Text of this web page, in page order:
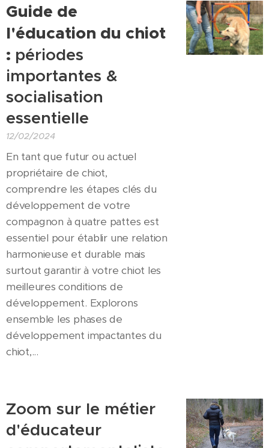
Guide de
l'éducation du chiot
: périodes
importantes &
socialisation
essentielle
12/02/2024
En tant que futur ou actuel
propriétaire de chiot,
comprendre les étapes clés du
développement de votre
compagnon à quatre pattes est
essentiel pour établir une relation
harmonieuse et durable mais
surtout garantir à votre chiot les
meilleures conditions de
développement. Explorons
ensemble les phases de
développement impactantes du
chiot,...
Zoom sur le métier
d'éducateur